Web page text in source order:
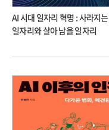
AI 시대 일자리 혁명 : 사라지는
일자리와 살아 남을 일자리